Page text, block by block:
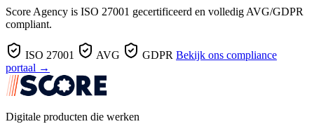
Score Agency is ISO 27001 gecertificeerd en volledig AVG/GDPR
compliant.
ISO 27001 AVG GDPR Bekijk ons compliance
portaal →
Digitale producten die werken